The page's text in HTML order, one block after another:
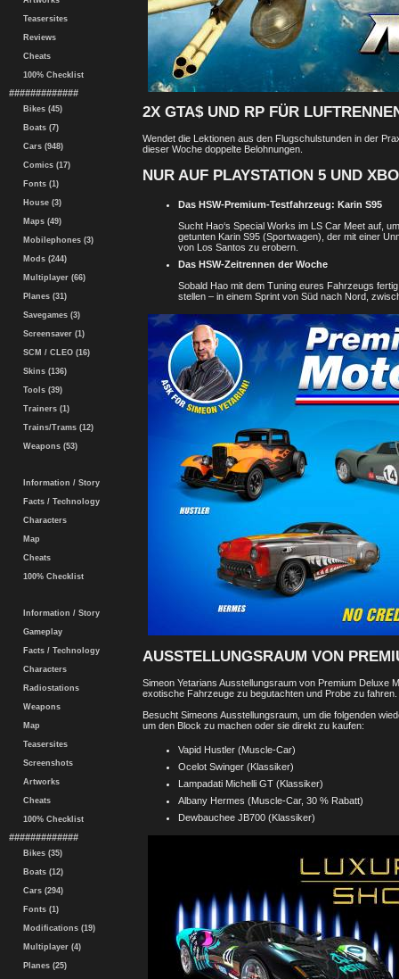
Teasersites
Reviews
Cheats
100% Checklist
#############
Bikes (45)
Boats (7)
Cars (948)
Comics (17)
Fonts (1)
House (3)
Maps (49)
Mobilephones (3)
Mods (244)
Multiplayer (66)
Planes (31)
Savegames (3)
Screensaver (1)
SCM / CLEO (16)
Skins (136)
Tools (39)
Trainers (1)
Trains/Trams (12)
Weapons (53)
Information / Story
Facts / Technology
Characters
Map
Cheats
100% Checklist
Information / Story
Gameplay
Facts / Technology
Characters
Radiostations
Weapons
Map
Teasersites
Screenshots
Artworks
Cheats
100% Checklist
#############
Bikes (35)
Boats (12)
Cars (294)
Fonts (1)
Modifications (19)
Multiplayer (4)
Planes (25)
2X GTA$ UND RP FÜR
Wendet die Lektionen aus den Flugschulstunden in der
dieser Woche doppelte Belohnungen.
NUR AUF PLAYSTATION 5 UND
Das HSW-Premium-Testfahrzeug: Karin S95
Sucht Hao‘s Special Works im LS Car Meet auf,
getunten Karin S95 (Sportwagen), der mit einer
von Los Santos zu erobern.
Das HSW-Zeitrennen der Woche
Sobald Hao mit dem Tuning eures Fahrzeugs
stellen – in einem Sprint von Süd nach Nord,
AUSSTELLUNGSRAUM VON
Simeon Yetarians Ausstellungsraum von Premium Deluxe
exotische Fahrzeuge zu begutachten und Probe zu fahren.
Besucht Simeons Ausstellungsraum, um die folgenden
um den Block zu machen oder sie direkt zu kaufen:
Vapid Hustler (Muscle-Car)
Ocelot Swinger (Klassiker)
Lampadati Michelli GT (Klassiker)
Albany Hermes (Muscle-Car, 30 % Rabatt)
Dewbauchee JB700 (Klassiker)